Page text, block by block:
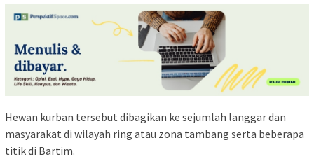
Hewan kurban tersebut dibagikan ke sejumlah langgar dan
masyarakat di wilayah ring atau zona tambang serta beberapa
titik di Bartim.